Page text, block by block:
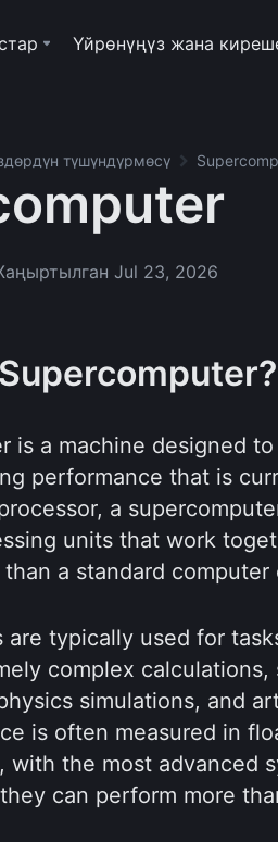
Үйрөнүңүз жана
түшүндүрмөсү
Jul 23, 2026
is a machine designed
performance that is
a
units that work
a standard computer
are typically used for
complex
simulations, and
is often measured in
with the most advanced
can perform more